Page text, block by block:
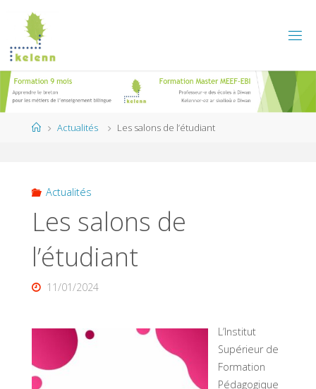
content
HomeActualités Les salons de l’étudiant
Actualités
Les salons de
l’étudiant
11/01/2024
L’Institut
Supérieur de
Formation
Pédagogique